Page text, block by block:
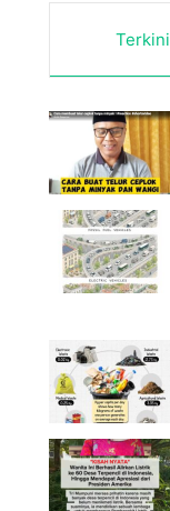
Terkini